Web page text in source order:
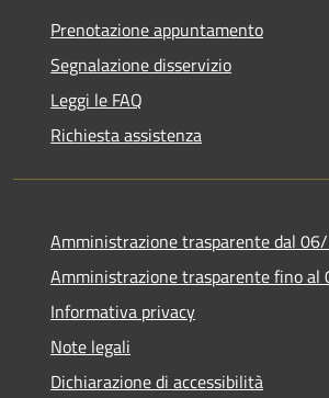
Prenotazione appuntamento
Segnalazione disservizio
Leggi le FAQ
Richiesta assistenza
Amministrazione trasparente dal
Amministrazione trasparente fino
Informativa privacy
Note legali
Dichiarazione di accessibilità